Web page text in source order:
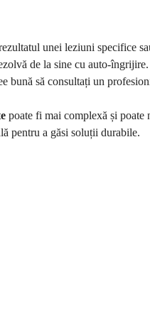
unei leziuni specifice
de la sine cu auto-îngrijire.
bună să consultați un
poate fi mai complexă și poate
pentru a găsi soluții durabile.